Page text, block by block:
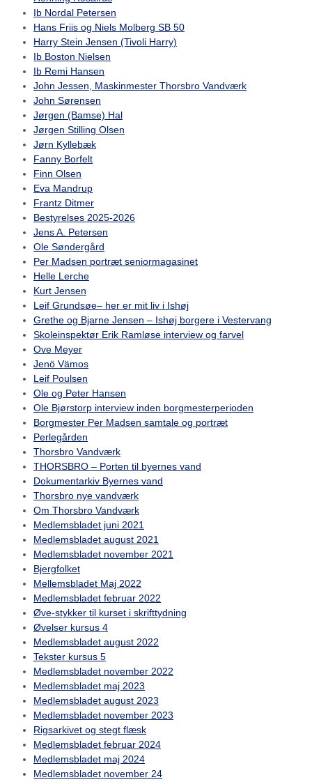
Ib Nordal Petersen
Hans Friis og Niels Molberg SB 50
Harry Stein Jensen (Tivoli Harry)
Ib Boston Nielsen
Ib Remi Hansen
John Jessen, Maskinmester Thorsbro Vandværk
John Sørensen
Jørgen (Bamse) Hal
Jørgen Stilling Olsen
Jørn Kyllebæk
Fanny Borfelt
Finn Olsen
Eva Mandrup
Frantz Ditmer
Bestyrelses 2025-2026
Jens A. Petersen
Ole Søndergård
Per Madsen portræt seniormagasinet
Helle Lerche
Kurt Jensen
Leif Grundsøe– her er mit liv i Ishøj
Grethe og Bjarne Jensen – Ishøj borgere i Vestervang
Skoleinspektør Erik Ramløse interview og farvel
Ove Meyer
Jenö Vämos
Leif Poulsen
Ole og Peter Hansen
Ole Bjørstorp interview inden borgmesterperioden
Borgmester Per Madsen samtale og portræt
Perlegården
Thorsbro Vandværk
THORSBRO – Porten til byernes vand
Dokumentarkiv Byernes vand
Thorsbro nye vandværk
Om Thorsbro Vandværk
Medlemsbladet juni 2021
Medlemsbladet august 2021
Medlemsbladet november 2021
Bjergfolket
Mellemsbladet Maj 2022
Medlemsbladet februar 2022
Øve-stykker til kurset i skrifttydning
Øvelser kursus 4
Medlemsbladet august 2022
Tekster kursus 5
Medlemsbladet november 2022
Medlemsbladet maj 2023
Medlemsbladet august 2023
Medlemsbladet november 2023
Rigsarkivet og stegt flæsk
Medlemsbladet februar 2024
Medlemsbladet maj 2024
Medlemsbladet november 24